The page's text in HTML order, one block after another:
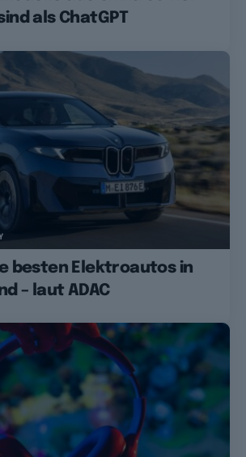
als ChatGPT
besten Elektroautos in
– laut ADAC